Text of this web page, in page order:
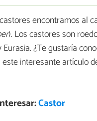
encontramos al
). Los castores son
¿Te gustaría
interesante artículo
Castor